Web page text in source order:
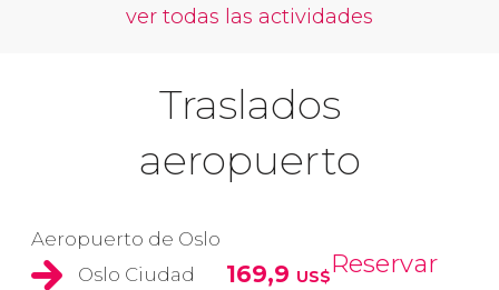
ver todas las actividades
Traslados
aeropuerto
Aeropuerto de Oslo
Oslo Ciudad
169,9 US$Reservar